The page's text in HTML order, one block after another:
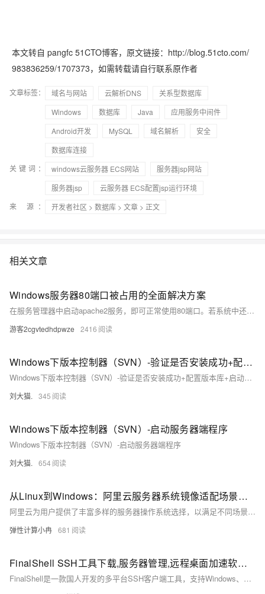
本文转自 pangfc 51CTO博客，原文链接：http://blog.51cto.com/
983836259/1707373，如需转载请自行联系原作者
文章标签： 域名与网站 云解析DNS
关系型数据库
Windows
数据库 Java
应用服务中间件
Android开发
MySQL 域名解析
安全
数据库连接
关键词：
windows云服务器 ECS网站
服务器jsp网站
服务器jsp
云服务器 ECS配置jsp运行环境
来 源：
开发者社区 > 数据库 > 文章 > 正文
相关文章
Windows服务器80端口被占用的全面解决方案
在服务管理器中启动apache2服务，即可正常使用80端口。若系统中还安装了其他微软产品如sql等，也可尝试停止其服务进行测试，但请注意，SQL通常不会使用80端口，因此一般不会受到影响。以上就是关于80端口被system占用的详细解决方法，希望对你有所帮助。
游客2cgvtedhdpwze 2416
Windows下版本控制器（SVN）-验证是否安装成功+配置版本库+启动服务器端程序
Windows下版本控制器（SVN）-验证是否安装成功+配置版本库+启动服务器端程序
刘大猫. 345
Windows下版本控制器（SVN）-启动服务器端程序
Windows下版本控制器（SVN）-启动服务器端程序
刘大猫. 654
从Linux到Windows：阿里云服务器系统镜像适配场景与选择参考
阿里云为用户提供了丰富多样的服务器操作系统选择，以满足不同场景下的应用需求。目前，云服务器的操作系统镜像主要分为公共镜像、自定义镜像、共享镜像、镜像市场和社区镜像五大类。以下是对这些镜像类型的详细介绍及选择云服务器系统时需要考虑的因素，以供参考。
弹性计算小冉 681
FinalShell SSH工具下载,服务器管理,远程桌面加速软件,支持Windows,macOS,Linux
FinalShell是一款国人开发的多平台SSH客户端工具，支持Windows、Mac OS X和Linux系统。它提供一体化服务器管理功能，支持shell和sftp同屏显示，命令自动提示，操作便捷。软件还具备加速功能，提升访问服务器速度，适合普通用户和专业人士使用。